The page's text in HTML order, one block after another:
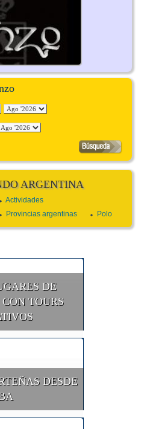
ARGENTINA
Actividades
Provincias argentinas Polo
DE
TOURS
DESDE